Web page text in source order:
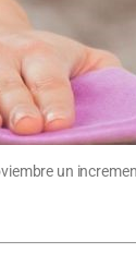
un